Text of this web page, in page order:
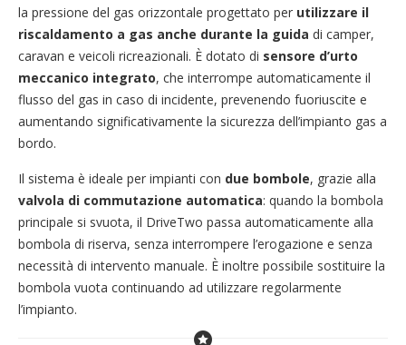
la pressione del gas orizzontale progettato per utilizzare il
riscaldamento a gas anche durante la guida di camper,
caravan e veicoli ricreazionali. È dotato di sensore d’urto
meccanico integrato, che interrompe automaticamente il
flusso del gas in caso di incidente, prevenendo fuoriuscite e
aumentando significativamente la sicurezza dell’impianto gas a
bordo.
Il sistema è ideale per impianti con due bombole, grazie alla
valvola di commutazione automatica: quando la bombola
principale si svuota, il DriveTwo passa automaticamente alla
bombola di riserva, senza interrompere l’erogazione e senza
necessità di intervento manuale. È inoltre possibile sostituire la
bombola vuota continuando ad utilizzare regolarmente
l’impianto.